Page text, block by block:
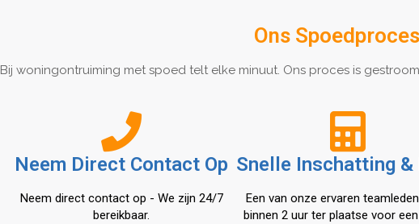
Ons
Bij woningontruiming met spoed telt elke minuut. Ons proces is
Neem Direct Contact Op
Neem direct contact op - We zijn 24/7
bereikbaar.
Snelle Inschatting
Een van onze ervaren
binnen 2 uur ter plaatse voor